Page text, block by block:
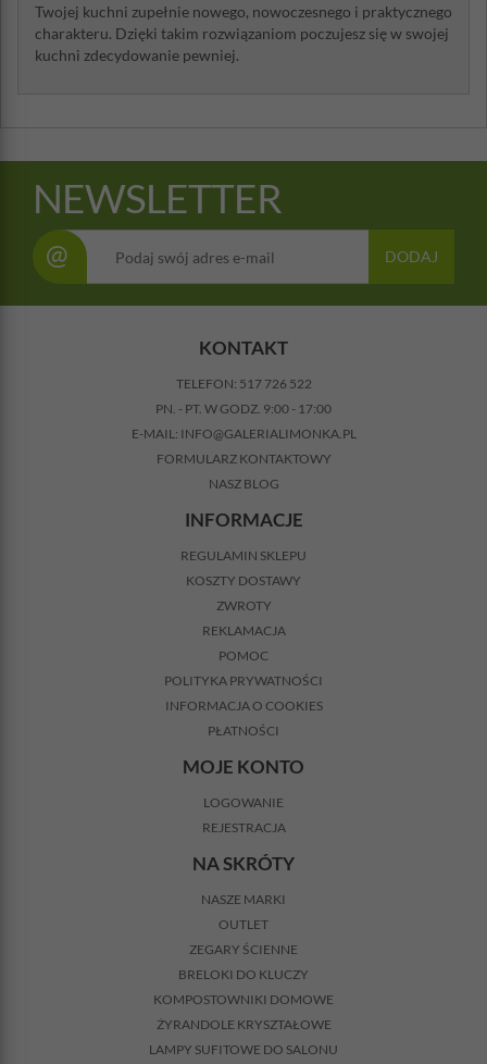
Twojej kuchni zupełnie nowego, nowoczesnego i praktycznego
charakteru. Dzięki takim rozwiązaniom poczujesz się w swojej
kuchni zdecydowanie pewniej.
NEWSLETTER
@ DODAJ
KONTAKT
TELEFON: 517 726 522
PN. - PT. W GODZ. 9:00 - 17:00
E-MAIL: INFO@GALERIALIMONKA.PL
FORMULARZ KONTAKTOWY
NASZ BLOG
INFORMACJE
REGULAMIN SKLEPU
KOSZTY DOSTAWY
ZWROTY
REKLAMACJA
POMOC
POLITYKA PRYWATNOŚCI
INFORMACJA O COOKIES
PŁATNOŚCI
MOJE KONTO
LOGOWANIE
REJESTRACJA
NA SKRÓTY
NASZE MARKI
OUTLET
ZEGARY ŚCIENNE
BRELOKI DO KLUCZY
KOMPOSTOWNIKI DOMOWE
ŻYRANDOLE KRYSZTAŁOWE
LAMPY SUFITOWE DO SALONU